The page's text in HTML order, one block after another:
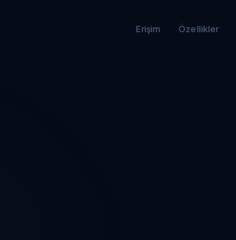
Erişim Özellikler